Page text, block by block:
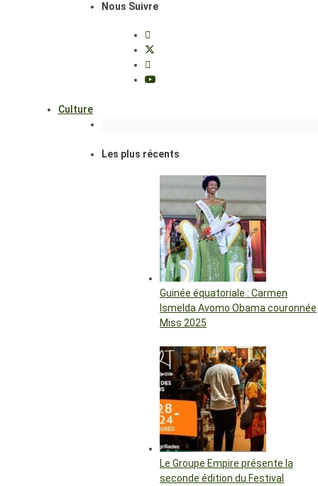
Nous Suivre
Culture
Les plus récents
Guinée équatoriale : Carmen
Ismelda Avomo Obama couronnée
Miss 2025
Le Groupe Empire présente la
seconde édition du Festival